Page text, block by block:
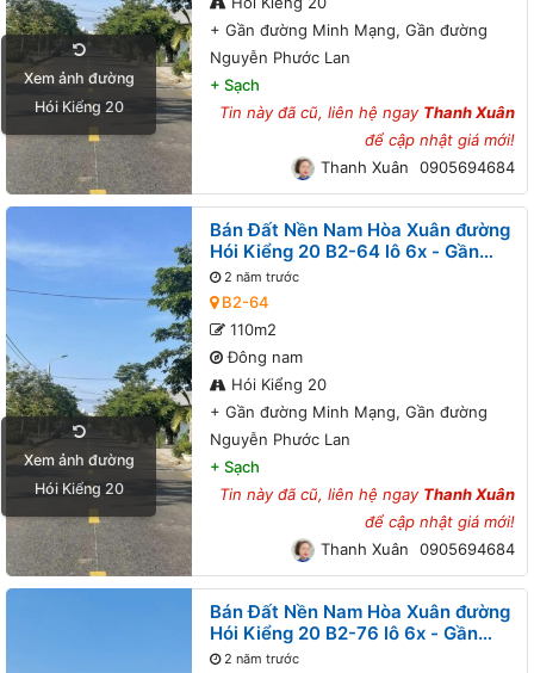
Xem ảnh đường
Hói Kiểng 20
+ Gần đường Minh Mạng, Gần đường
Nguyễn Phước Lan
+ Sạch
Tin này đã cũ, liên hệ ngay Thanh Xuân
để cập nhật giá mới!
Thanh Xuân
0905694684
Xem ảnh đường
Hói Kiểng 20
Bán Đất Nền Nam Hòa Xuân đường
Hói Kiểng 20 B2-64 lô 6x - Gần
đường Minh Mạng, Gần đường
Nguyễn Phước Lan
2 năm trước
B2-64
110m2
Đông nam
Hói Kiểng 20
+ Gần đường Minh Mạng, Gần đường
Nguyễn Phước Lan
+ Sạch
Tin này đã cũ, liên hệ ngay Thanh Xuân
để cập nhật giá mới!
Thanh Xuân
0905694684
Bán Đất Nền Nam Hòa Xuân đường
Hói Kiểng 20 B2-76 lô 6x - Gần
đường Minh Mạng
2 năm trước